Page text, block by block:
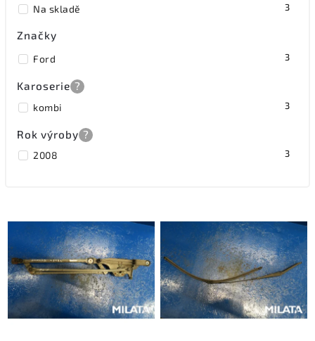
Na skladě 3
Značky
Ford 3
Karoserie ?
kombi 3
Rok výroby ?
2008 3